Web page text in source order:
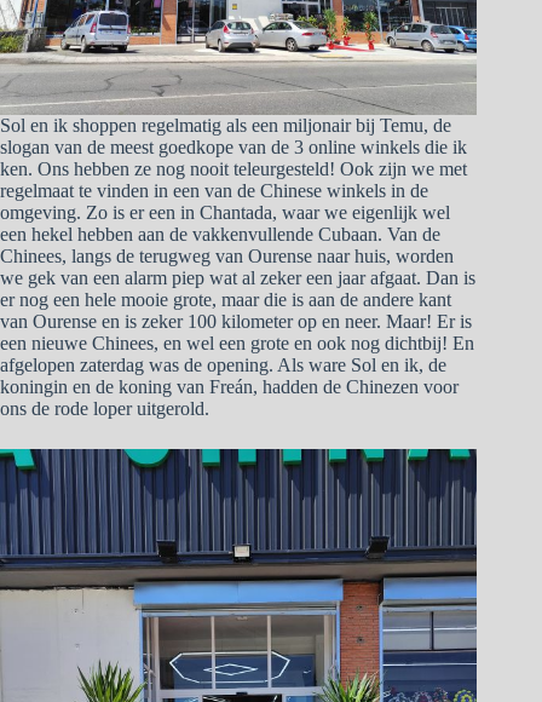
Sol en ik shoppen regelmatig als een miljonair bij Temu, de
slogan van de meest goedkope van de 3 online winkels die ik
ken. Ons hebben ze nog nooit teleurgesteld! Ook zijn we met
regelmaat te vinden in een van de Chinese winkels in de
omgeving. Zo is er een in Chantada, waar we eigenlijk wel
een hekel hebben aan de vakkenvullende Cubaan. Van de
Chinees, langs de terugweg van Ourense naar huis, worden
we gek van een alarm piep wat al zeker een jaar afgaat. Dan is
er nog een hele mooie grote, maar die is aan de andere kant
van Ourense en is zeker 100 kilometer op en neer. Maar! Er is
een nieuwe Chinees, en wel een grote en ook nog dichtbij! En
afgelopen zaterdag was de opening. Als ware Sol en ik, de
koningin en de koning van Freán, hadden de Chinezen voor
ons de rode loper uitgerold.